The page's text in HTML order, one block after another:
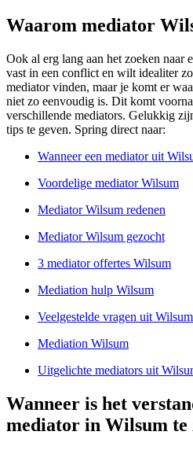
Waarom mediator
Ook al erg lang aan het zoeken naar
vast in een conflict en wilt idealiter
mediator vinden, maar je komt er
niet zo eenvoudig is. Dit komt
verschillende mediators. Gelukkig
tips te geven. Spring direct naar:
Wanneer een mediator uit
Voordelige mediator Wilsum
Mediator Wilsum redenen
Mediator Wilsum gezocht
3 mediator offertes Wilsum
Mediation hulp Wilsum
Veelgestelde vragen uit Wilsum
Mediation Wilsum
Uitgelichte mediators uit
Wanneer is het
mediator in Wilsum te